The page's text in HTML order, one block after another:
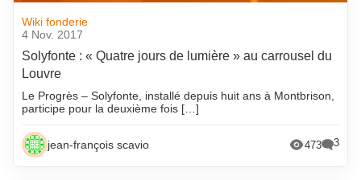
Wiki fonderie
4 Nov. 2017
Solyfonte : « Quatre jours de lumière » au carrousel du
Louvre
Le Progrès – Solyfonte, installé depuis huit ans à Montbrison,
participe pour la deuxième fois […]
jean-françois scavio 473 3